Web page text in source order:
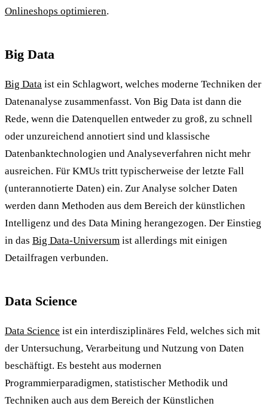
Onlineshops optimieren.
Big Data
Big Data ist ein Schlagwort, welches moderne Techniken der
Datenanalyse zusammenfasst. Von Big Data ist dann die
Rede, wenn die Datenquellen entweder zu groß, zu schnell
oder unzureichend annotiert sind und klassische
Datenbanktechnologien und Analyseverfahren nicht mehr
ausreichen. Für KMUs tritt typischerweise der letzte Fall
(unterannotierte Daten) ein. Zur Analyse solcher Daten
werden dann Methoden aus dem Bereich der künstlichen
Intelligenz und des Data Mining herangezogen. Der Einstieg
in das Big Data-Universum ist allerdings mit einigen
Detailfragen verbunden.
Data Science
Data Science ist ein interdisziplinäres Feld, welches sich mit
der Untersuchung, Verarbeitung und Nutzung von Daten
beschäftigt. Es besteht aus modernen
Programmierparadigmen, statistischer Methodik und
Techniken auch aus dem Bereich der Künstlichen